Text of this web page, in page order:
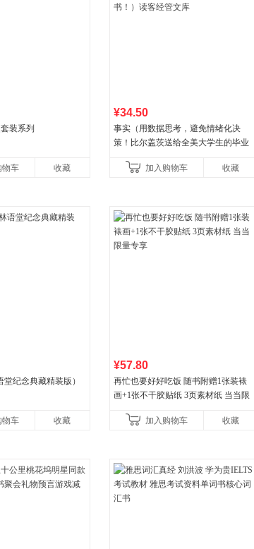
装系列
物车 收藏
¥34.50
事实（用数据思考，避免情绪化决
策！比尔盖茨送给全美大学生的毕业
书！）读客经管文库
加入购物车 收藏
纪念典藏精装版）
物车 收藏
¥57.80
再忙也要好好吃饭 随书附赠1张装裱
画+1张不干胶贴纸 3页素材纸 当当限
加入购物车
收藏